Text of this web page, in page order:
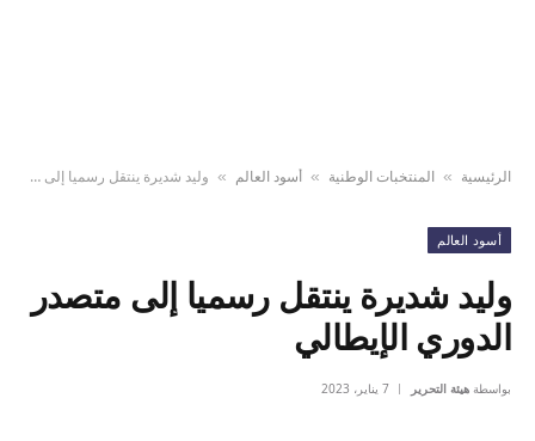
الرئيسية » المنتخبات الوطنية » أسود العالم » وليد شديرة ينتقل رسميا إلى متصدر الدوري الإيطالي
أسود العالم
وليد شديرة ينتقل رسميا إلى متصدر
الدوري الإيطالي
بواسطة هيئة التحرير 7 يناير، 2023